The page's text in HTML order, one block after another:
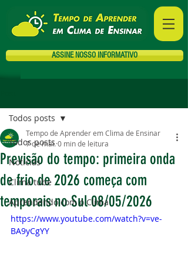
ASSINE NOSSO INFORMATIVO
Todos posts
Notícias
Clima tube
Aprendendo com o Clima
Todos posts
Previsão do tempo: primeira onda
de frio de 2026 começa com
temporais no Sul 08/05/2026
Tempo de Aprender em Clima de Ensinar
7 de mai. 0 min de leitura
https://www.youtube.com/watch?v=ve-
BA9yCgYY